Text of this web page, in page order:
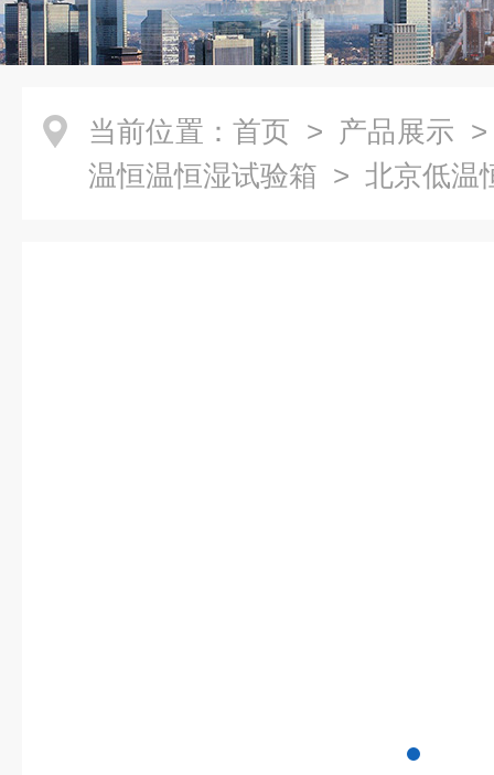
当前位置： 首页 > 产品展示
温恒温恒湿试验箱 > 北京低温